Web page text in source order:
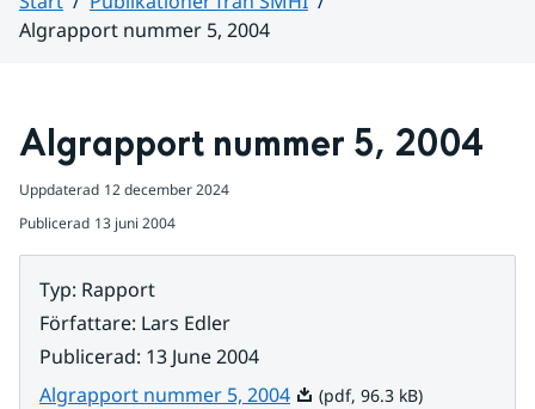
Algrapport nummer 5, 2004
Algrapport nummer 5, 2004
Uppdaterad 12 december 2024
Publicerad 13 juni 2004
Typ: Rapport
Författare: Lars Edler
Publicerad: 13 June 2004
Algrapport nummer 5, 2004Pdf, 96.3 kB.
(pdf, 96.3 kB)